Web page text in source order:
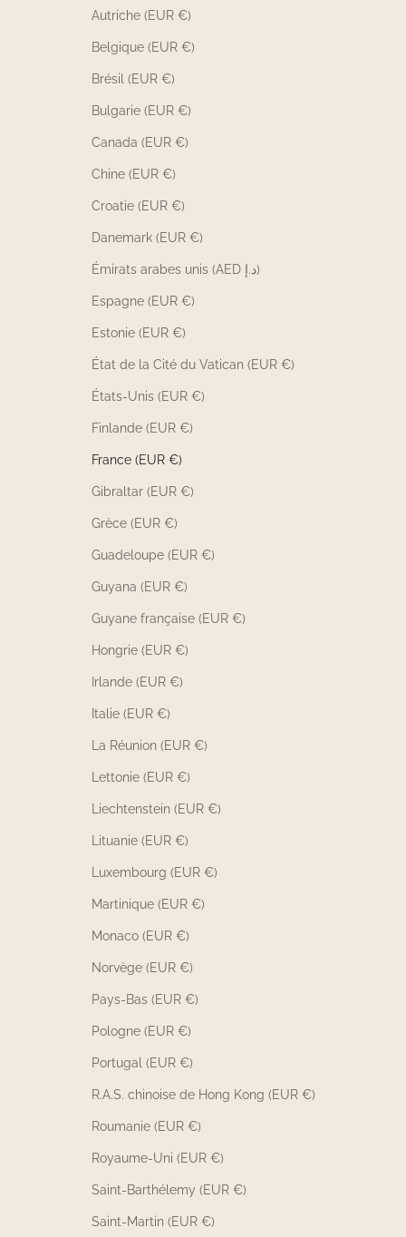
Autriche (EUR €)
Belgique (EUR €)
Brésil (EUR €)
Bulgarie (EUR €)
Canada (EUR €)
Chine (EUR €)
Croatie (EUR €)
Danemark (EUR €)
Émirats arabes unis (AED د.إ)
Espagne (EUR €)
Estonie (EUR €)
État de la Cité du Vatican (EUR €)
États-Unis (EUR €)
Finlande (EUR €)
France (EUR €)
Gibraltar (EUR €)
Grèce (EUR €)
Guadeloupe (EUR €)
Guyana (EUR €)
Guyane française (EUR €)
Hongrie (EUR €)
Irlande (EUR €)
Italie (EUR €)
La Réunion (EUR €)
Lettonie (EUR €)
Liechtenstein (EUR €)
Lituanie (EUR €)
Luxembourg (EUR €)
Martinique (EUR €)
Monaco (EUR €)
Norvège (EUR €)
Pays-Bas (EUR €)
Pologne (EUR €)
Portugal (EUR €)
R.A.S. chinoise de Hong Kong (EUR €)
Roumanie (EUR €)
Royaume-Uni (EUR €)
Saint-Barthélemy (EUR €)
Saint-Martin (EUR €)